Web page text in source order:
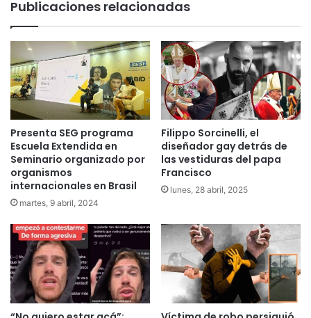
Publicaciones relacionadas
Presenta SEG programa
Escuela Extendida en
Seminario organizado por
organismos
internacionales en Brasil
martes, 9 abril, 2024
Filippo Sorcinelli, el
diseñador gay detrás de
las vestiduras del papa
Francisco
lunes, 28 abril, 2025